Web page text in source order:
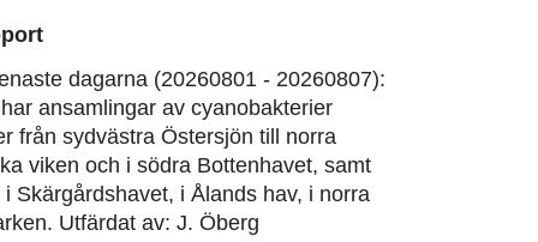
dagarna (20260801 - 20260807):
ansamlingar av cyanobakterier
från sydvästra Östersjön till norra
viken och i södra Bottenhavet, samt
Skärgårdshavet, i Ålands hav, i norra
Utfärdat av: J. Öberg